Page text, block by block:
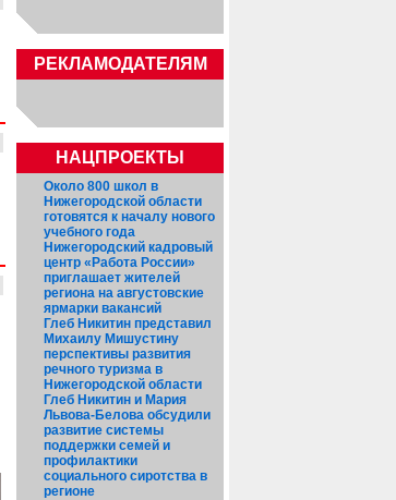
РЕКЛАМОДАТЕЛЯМ
НАЦПРОЕКТЫ
Около 800 школ в
Нижегородской области
готовятся к началу нового
учебного года
Нижегородский кадровый
центр «Работа России»
приглашает жителей
региона на августовские
ярмарки вакансий
Глеб Никитин представил
Михаилу Мишустину
перспективы развития
речного туризма в
Нижегородской области
Глеб Никитин и Мария
Львова-Белова обсудили
развитие системы
поддержки семей и
профилактики
социального сиротства в
регионе